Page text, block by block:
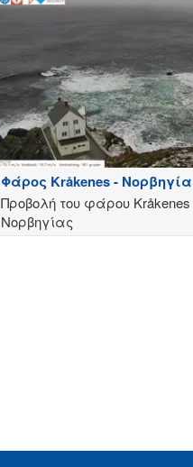
Φάρος Kråkenes - Νορβηγία
Προβολή του φάρου
Νορβηγίας